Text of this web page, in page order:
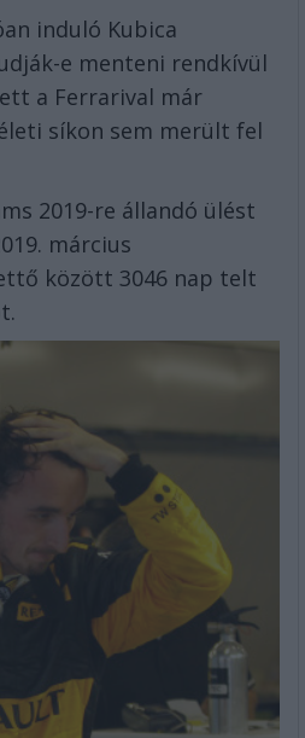
induló Kubica
e menteni rendkívül
a Ferrarival már
síkon sem merült fel
2019-re állandó ülést
március
között 3046 nap telt